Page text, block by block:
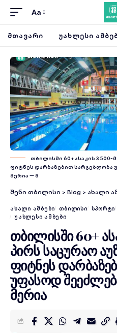
Aa
ᲛᲗᲐᲕᲐᲠᲘ ᲣᲐᲮᲚᲔᲡᲘ
თბილისში 60+ ასაკის 3
ფიტნეს დარბაზებით სარგებლობა
მერია — შ
შენი თბილისი > Blog > ახალი
ᲐᲮᲐᲚᲘ ᲐᲛᲑᲔᲑᲘ ᲗᲑᲘᲚᲘᲡᲘ ᲡᲞᲝᲠᲢᲘ
ᲣᲐᲮᲚᲔᲡᲘ ᲐᲛᲑᲔᲑᲘ
თბილისში 60+
პირს საცურაო
ფიტნეს
უფასოდ
მერია